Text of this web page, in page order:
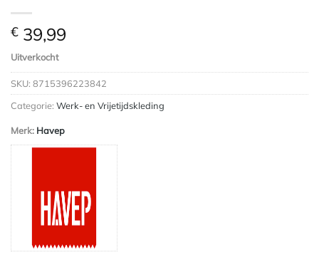
€ 39,99
Uitverkocht
SKU: 8715396223842
Categorie: Werk- en Vrijetijdskleding
Merk: Havep